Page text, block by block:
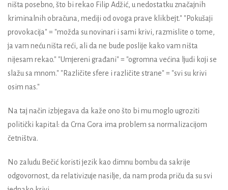
ništa posebno, što bi rekao Filip Adžić, u nedostatku značajnih
kriminalnih obračuna, mediji od ovoga prave klikbejt." "Pokušaji
provokacija" = "možda su novinari i sami krivi, razmislite o tome,
ja vam neću ništa reći, ali da ne bude poslije kako vam ništa
nijesam rekao." "Umjereni građani" = "ogromna većina ljudi koji se
slažu sa mnom." "Različite sfere i različite strane" = "svi su krivi
osim nas."
Na taj način izbjegava da kaže ono što bi mu moglo ugroziti
politički kapital: da Crna Gora ima problem sa normalizacijom
četništva.
No zaludu Bečić koristi jezik kao dimnu bombu da sakrije
odgovornost, da relativizuje nasilje, da nam proda priču da su svi